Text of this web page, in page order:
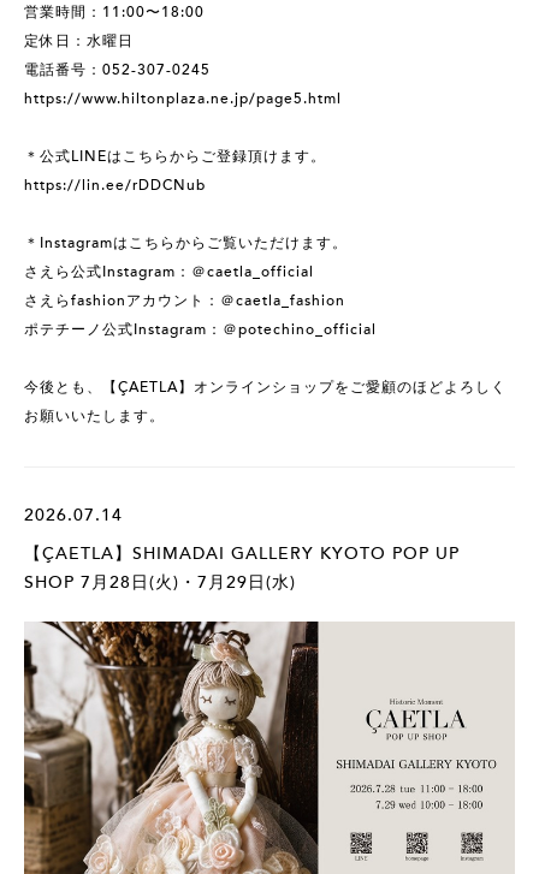
営業時間：11:00〜18:00
定休日：水曜日
電話番号：052-307-0245
https://www.hiltonplaza.ne.jp/page5.html
＊公式LINEはこちらからご登録頂けます。
https://lin.ee/rDDCNub
＊Instagramはこちらからご覧いただけます。
さえら公式Instagram：＠caetla_official
さえらfashionアカウント：＠caetla_fashion
ポテチーノ公式Instagram：＠potechino_official
今後とも、【ÇAETLA】オンラインショップをご愛顧のほどよろしく
お願いいたします。
2026.07.14
【ÇAETLA】SHIMADAI GALLERY KYOTO POP UP
SHOP 7月28日(火)・7月29日(水)